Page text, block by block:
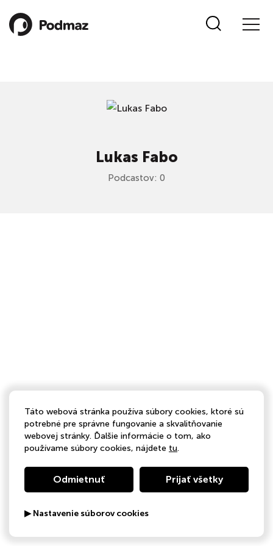
Lukas Fabo
Podcastov: 0
Táto webová stránka používa súbory cookies, ktoré sú
potrebné pre správne fungovanie a skvalitňovanie
webovej stránky. Ďalšie informácie o tom, ako
používame súbory cookies, nájdete tu.
Odmietnuť Prijať všetky
▶ Nastavenie súborov cookies